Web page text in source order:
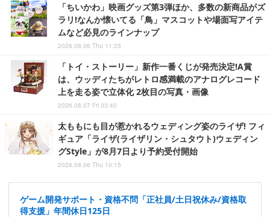
「ちいかわ」映画グッズ第3弾ほか、多数の新商品がズ
ラリ!なんか懐いてる「鳥」マスコットや場面写アイテ
ムなど必見のラインナップ
2026.08.06 Thu 11:25
「トイ・ストーリー」新作一番くじが発売決定!A賞
は、ウッディたちがレトロ感満載のアナログレコード
上を走る姿で立体化 2枚目の写真・画像
2026.08.07 Fri 03:40
太ももにも目が惹かれるウェディング姿のライザ! フィ
ギュア「ライザ(ライザリン・シュタウト)ウェディン
グStyle」が8月7日より予約受付開始
2026.08.06 Thu 10:15
ゲーム開発サポート・資格不問「正社員/土日祝休み/資格取
得支援」年間休日125日